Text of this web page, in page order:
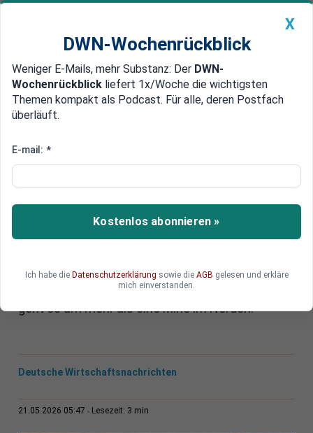
Newsticker MEIN DWN: Geldanlage Premium
Edelmetalle DWN-Magazin China
Goldpreis: Europas neue
Grenze
An der Grenze zu Russland stößt ein finnischer
Konzern auf neue Goldadern. Der Fund kommt zu
markiert und Europa seine Rohstoffabhängigkeit
neu bewertet. Für Anleger, Industrie und Politik
geht es um mehr als eine Mine im Norden.
Deutsche Wirtschaftsnachrichten
21.05.2026 05:47 Lesezeit: 3 min
X
DWN-Wochenrückblick
Weniger E-Mails, mehr Substanz: Der DWN-
Wochenrückblick liefert 1x/Woche die wichtigsten
Themen kompakt als Podcast. Für alle, deren Postfach
überläuft.
E-mail: *
Kostenlos abonnieren »
Ich habe die Datenschutzerklärung sowie die AGB gelesen und erkläre
mich einverstanden.